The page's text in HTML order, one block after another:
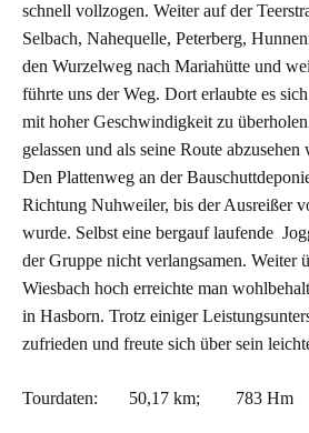
schnell vollzogen. Weiter auf der
Selbach, Nahequelle, Peterberg,
den Wurzelweg nach Mariahütte und
führte uns der Weg. Dort erlaubte es sich
mit hoher Geschwindigkeit zu
gelassen und als seine Route
Den Plattenweg an der
Richtung Nuhweiler, bis der Ausreißer
wurde. Selbst eine bergauf laufende
der Gruppe nicht verlangsamen. Weiter
Wiesbach hoch erreichte man
in Hasborn. Trotz einiger
zufrieden und freute sich über sein
Tourdaten: 50,17 km; 783 Hm